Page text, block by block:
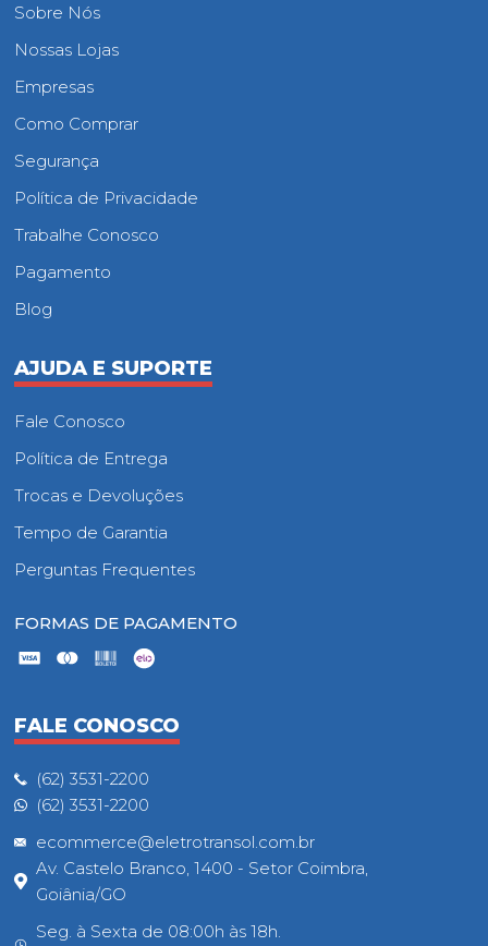
Sobre Nós
Nossas Lojas
Empresas
Como Comprar
Segurança
Política de Privacidade
Trabalhe Conosco
Pagamento
Blog
AJUDA E SUPORTE
Fale Conosco
Política de Entrega
Trocas e Devoluções
Tempo de Garantia
Perguntas Frequentes
FORMAS DE PAGAMENTO
FALE CONOSCO
(62) 3531-2200
(62) 3531-2200
ecommerce@eletrotransol.com.br
Av. Castelo Branco, 1400 - Setor Coimbra,
Goiânia/GO
Seg. à Sexta de 08:00h às 18h.